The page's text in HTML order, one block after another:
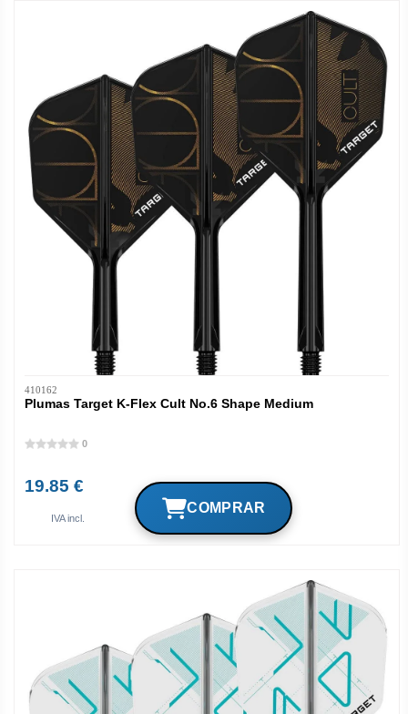
410162
Plumas Target K-Flex Cult No.6 Shape Medium
0
19.85 €
IVA incl.